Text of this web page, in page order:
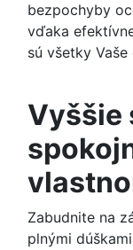
bezpochyby
vďaka
sú všetky
Vyššie
Zabudnite na
plnými